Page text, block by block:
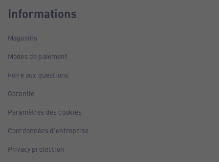
Informations
Magasins
Modes de paiement
Foire aux questions
Garantie
Paramètres des cookies
Coordonnées d'entreprise
Privacy protection